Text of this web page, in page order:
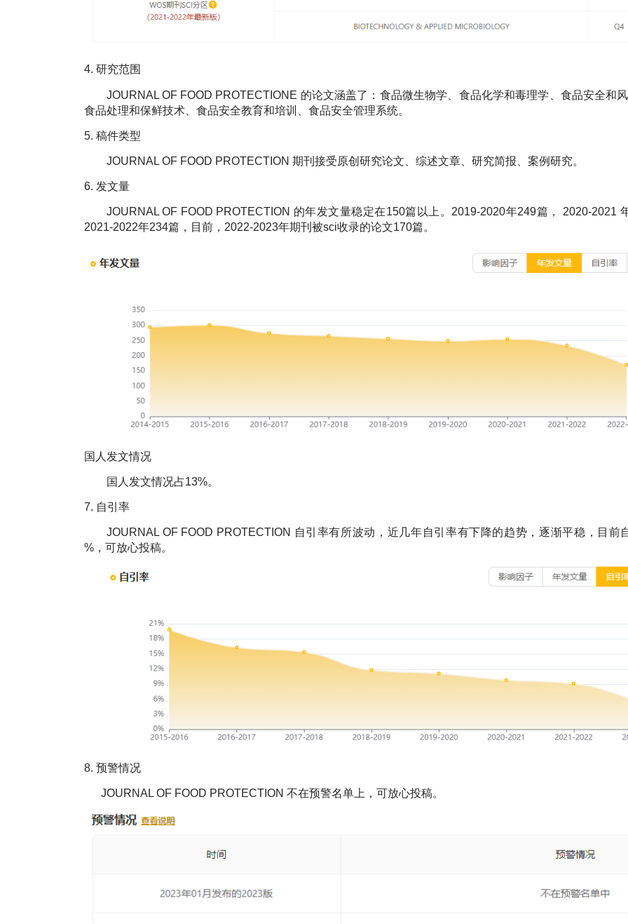
4. 研究范围
JOURNAL OF FOOD PROTECTIONE 的论文涵盖了：食品微生物学、食品化学和毒理学、食品安全和风
食品处理和保鲜技术、食品安全教育和培训、食品安全管理系统。
5. 稿件类型
JOURNAL OF FOOD PROTECTION 期刊接受原创研究论文、综述文章、研究简报、案例研究。
6. 发文量
JOURNAL OF FOOD PROTECTION 的年发文量稳定在150篇以上。2019-2020年249篇， 2020-2021
2021-2022年234篇，目前，2022-2023年期刊被sci收录的论文170篇。
国人发文情况
国人发文情况占13%。
7. 自引率
JOURNAL OF FOOD PROTECTION 自引率有所波动，近几年自引率有下降的趋势，逐渐平稳，目前
%，可放心投稿。
8. 预警情况
JOURNAL OF FOOD PROTECTION 不在预警名单上，可放心投稿。